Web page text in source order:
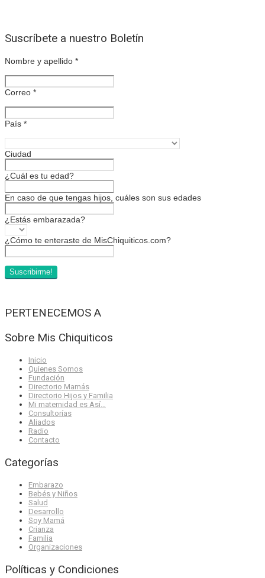
Suscríbete a nuestro Boletín
Nombre y apellido *
Correo *
País *
Ciudad
¿Cuál es tu edad?
En caso de que tengas hijos, cuáles son sus edades
¿Estás embarazada?
¿Cómo te enteraste de MisChiquiticos.com?
PERTENECEMOS A
Sobre Mis Chiquiticos
Inicio
Quienes Somos
Fundación
Directorio Mamás
Directorio Hijos y Familia
Mi maternidad es Así…
Consultorías
Aliados
Radio
Contacto
Categorías
Embarazo
Bebés y Niños
Salud
Desarrollo
Soy Mamá
Crianza
Familia
Organizaciones
Políticas y Condiciones